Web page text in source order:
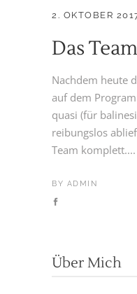
2. OKTOBER
Das
Nachdem heute
auf dem
quasi (für
reibungslos
Team komplett....
BY ADMIN
Über Mich